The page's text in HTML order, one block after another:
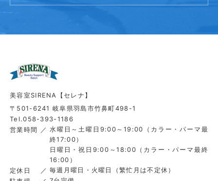
美容室SIRENA【セレナ】
〒501-6241 岐阜県羽島市竹鼻町498-1
Tel.058-393-1186
営業時間
水曜日～土曜日9:00～19:00（カラー・パーマ最
終17:00）
日曜日・祝日9:00～18:00（カラー・パーマ最終
16:00）
定休日
毎週月曜日・火曜日（繁忙月は不定休）